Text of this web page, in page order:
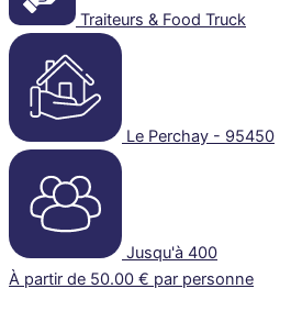
Traiteurs & Food Truck
Le Perchay - 95450
Jusqu'à 400
À partir de 50.00 € par personne